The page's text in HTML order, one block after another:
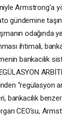
Armstrong’a
gündemine
odağında
ihtimali,
bankacılık
“regülasyon
bankacılık
CEO’su,